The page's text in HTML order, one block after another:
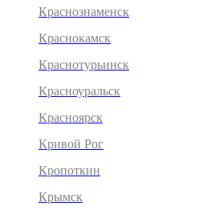
Краснознаменск
Краснокамск
Краснотурьинск
Красноуральск
Красноярск
Кривой Рог
Кропоткин
Крымск